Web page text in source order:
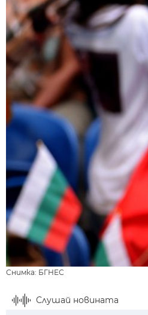
Снимка: БГНЕС
Слушай новината